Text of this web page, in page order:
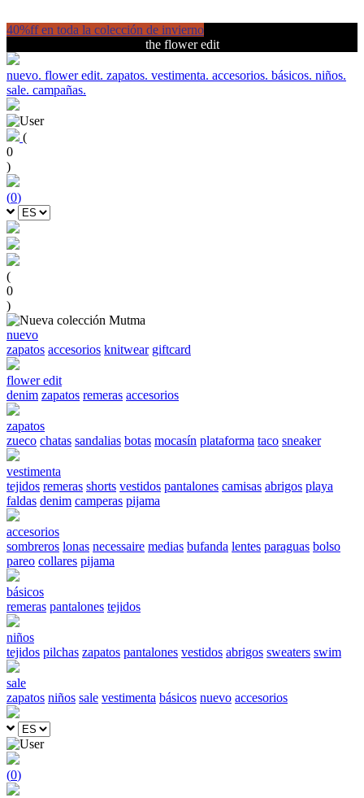
40%ff en toda la colección de invierno
the flower edit
nuevo. flower edit. zapatos. vestimenta. accesorios. básicos. niños.
sale. campañas.
(
0
)
(0)
(
0
)
nuevo
zapatos accesorios knitwear giftcard
flower edit
denim zapatos remeras accesorios
zapatos
zueco chatas sandalias botas mocasín plataforma taco sneaker
vestimenta
tejidos remeras shorts vestidos pantalones camisas abrigos playa
faldas denim camperas pijama
accesorios
sombreros lonas necessaire medias bufanda lentes paraguas bolso
pareo collares pijama
básicos
remeras pantalones tejidos
niños
tejidos pilchas zapatos pantalones vestidos abrigos sweaters swim
sale
zapatos niños sale vestimenta básicos nuevo accesorios
(0)